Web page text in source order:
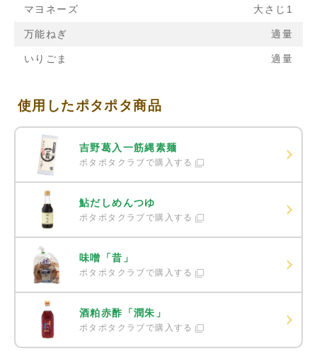
マヨネーズ 大さじ1
万能ねぎ 適量
いりごま 適量
使用したポタポタ商品
吉野葛入一筋縄素麺
ポタポタクラブで購入する
鮎だしめんつゆ
ポタポタクラブで購入する
味噌「昔」
ポタポタクラブで購入する
酒粕赤酢「潤朱」
ポタポタクラブで購入する